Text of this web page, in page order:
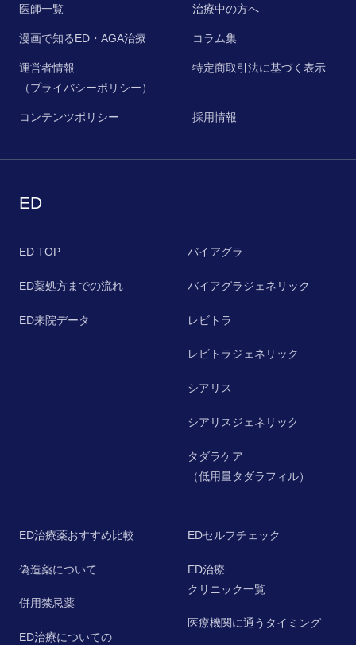
医師一覧 治療中の方へ
漫画で知るED・AGA治療 コラム集
運営者情報
（プライバシーポリシー）
特定商取引法に基づく表示
コンテンツポリシー 採用情報
ED
ED TOP
ED薬処方までの流れ
ED来院データ
バイアグラ
バイアグラジェネリック
レビトラ
レビトラジェネリック
シアリス
シアリスジェネリック
タダラケア
（低用量タダラフィル）
ED治療薬おすすめ比較
偽造薬について
併用禁忌薬
ED治療についての
EDセルフチェック
ED治療
クリニック一覧
医療機関に通うタイミング